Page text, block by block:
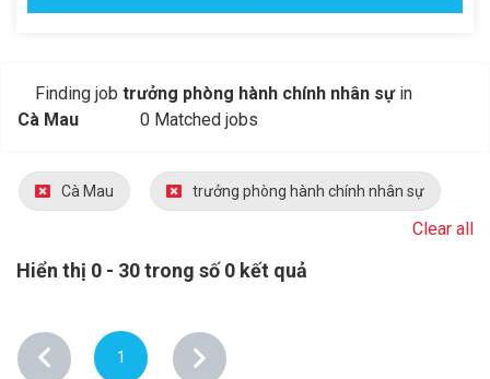
Finding job trưởng phòng hành chính nhân sự in
Cà Mau
0 Matched jobs
Cà Mau trưởng phòng hành chính nhân sự
Clear all
Hiển thị 0 - 30 trong số 0 kết quả
1